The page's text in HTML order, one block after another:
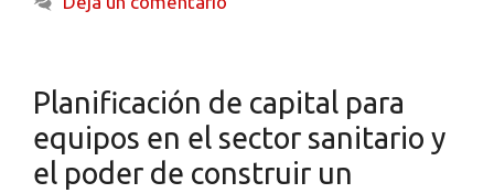
Planificación de capital para
equipos en el sector sanitario y
el poder de construir un